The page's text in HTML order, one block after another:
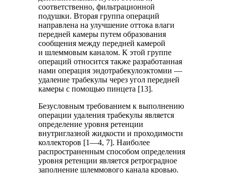
соответственно, фильтрационной
подушки. Вторая группа операций
направлена на улучшение оттока влаги
передней камеры путем образования
сообщения между передней камерой
и шлеммовым каналом. К этой группе
операций относится также разработанная
нами операция эндотрабекулоэктомии —
удаление трабекулы через угол передней
камеры с помощью пинцета [13].
Безусловным требованием к выполнению
операции удаления трабекулы является
определение уровня ретенции
внутриглазной жидкости и проходимости
коллекторов [1—4, 7]. Наиболее
распространенным способом определения
уровня ретенции является ретроградное
заполнение шлеммового канала кровью.